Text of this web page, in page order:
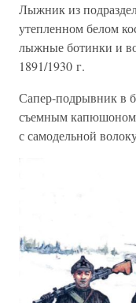
Лыжник из
утепленном белом
лыжные ботинки и
1891/1930 г.
Сапер-подрывник в
съемным
с самодельной